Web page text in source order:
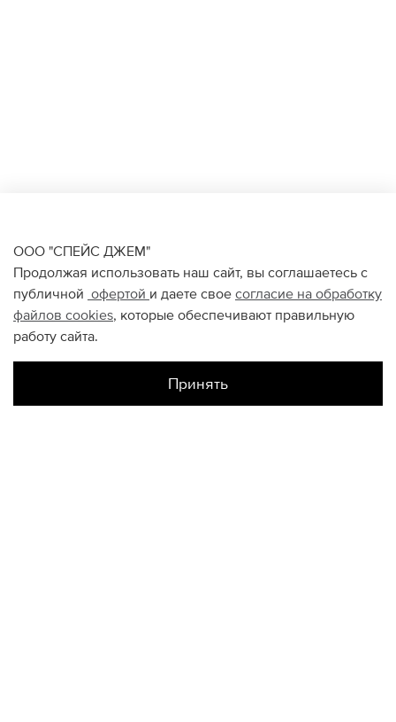
ООО "СПЕЙС ДЖЕМ"
Продолжая использовать наш сайт, вы соглашаетесь с
публичной офертой и даете свое согласие на обработку
файлов cookies, которые обеспечивают правильную
работу сайта.
Принять